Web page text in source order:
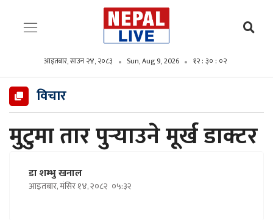
आइतबार, साउन २४, २०८३ Sun, Aug 9, 2026 १२ : ३० : ०४
विचार
मुटुमा तार पुर्‍याउने मूर्ख डाक्टर
डा शम्भु खनाल
आइतबार, मंसिर १४, २०८२ ०५:३२